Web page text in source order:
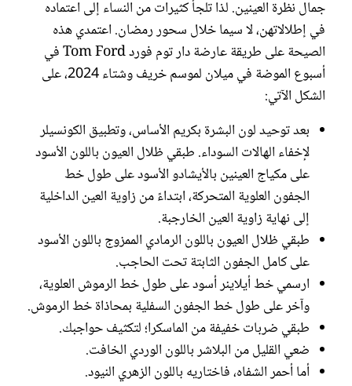
جمال نظرة العينين. لذا تلجأ كثيرات من النساء إلى اعتماده
في إطلالاتهن، لا سيما خلال سحور رمضان. اعتمدي هذه
الصيحة على طريقة عارضة دار توم فورد Tom Ford في
أسبوع الموضة في ميلان لموسم خريف وشتاء 2024، على
الشكل الآتي:
بعد توحيد لون البشرة بكريم الأساس، وتطبيق الكونسيلر
لإخفاء الهالات السوداء. طبقي ظلال العيون باللون الأسود
على مكياج العينين بالأيشادو الأسود على طول خط
الجفون العلوية المتحركة، ابتداءً من زاوية العين الداخلية
إلى نهاية زاوية العين الخارجبة.
طبقي ظلال العيون باللون الرمادي الممزوج باللون الأسود
على كامل الجفون الثابتة تحت الحاجب.
ارسمي خط أيلاينر أسود على طول خط الرموش العلوية،
وآخر على طول خط الجفون السفلية بمحاذاة خط الرموش.
طبقي ضربات خفيفة من الماسكرا؛ لتكثيف حواجبك.
ضعي القليل من البلاشر باللون الوردي الخافت.
أما أحمر الشفاه، فاختاريه باللون الزهري النيود.